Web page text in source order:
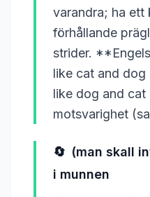
varandra; ha
förhållande
strider.
like cat and
like dog and
motsvarighet
🔄 (man skall
i munnen